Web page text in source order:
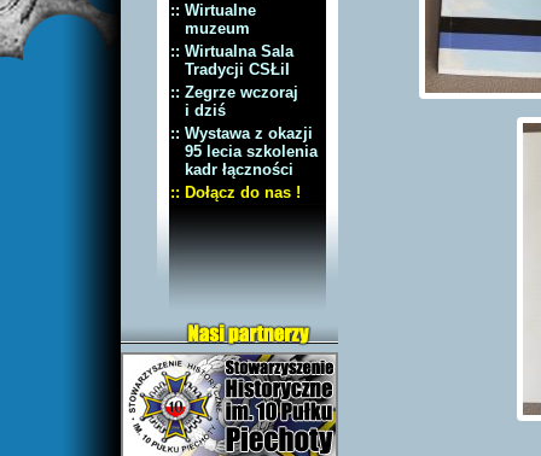
:: Wirtualne
muzeum
:: Wirtualna Sala
Tradycji CSŁiI
:: Zegrze wczoraj
i dziś
:: Wystawa z okazji
95 lecia szkolenia
kadr łączności
:: Dołącz do nas !